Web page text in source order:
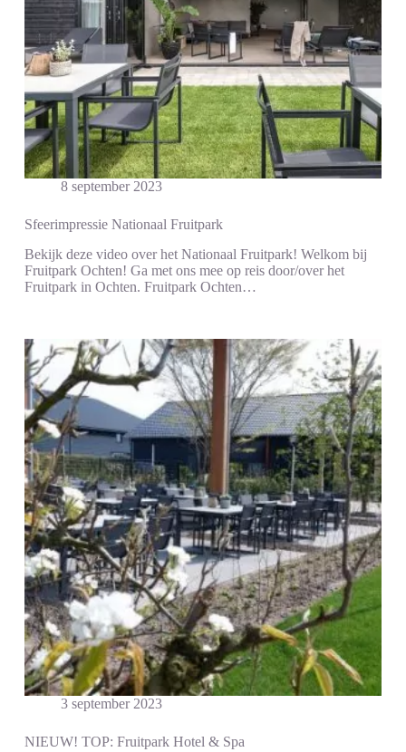
8 september 2023
Sfeerimpressie Nationaal Fruitpark
Bekijk deze video over het Nationaal Fruitpark! Welkom bij
Fruitpark Ochten! Ga met ons mee op reis door/over het
Fruitpark in Ochten. Fruitpark Ochten…
3 september 2023
NIEUW! TOP: Fruitpark Hotel & Spa